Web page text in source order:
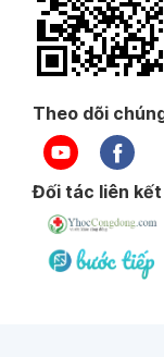
Theo dõi
Đối tác liên kết